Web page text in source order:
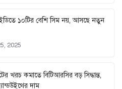
১০টির বেশি সিম নয়, আসছে নতুন
2025
খরচ কমাতে বিটিআরসির বড় সিদ্ধান্ত,
দাম